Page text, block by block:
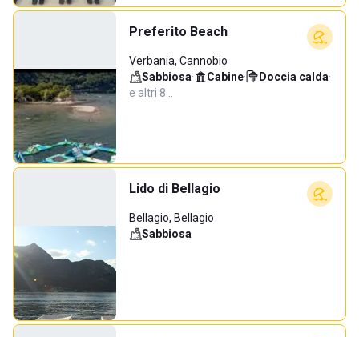
Preferito Beach
Verbania, Cannobio
Sabbiosa· Cabine· Doccia calda·
e altri 8…
Lido di Bellagio
Bellagio, Bellagio
Sabbiosa